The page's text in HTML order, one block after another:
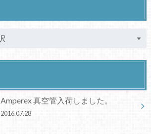
Amperex 真空管入荷しました。
2016.07.28